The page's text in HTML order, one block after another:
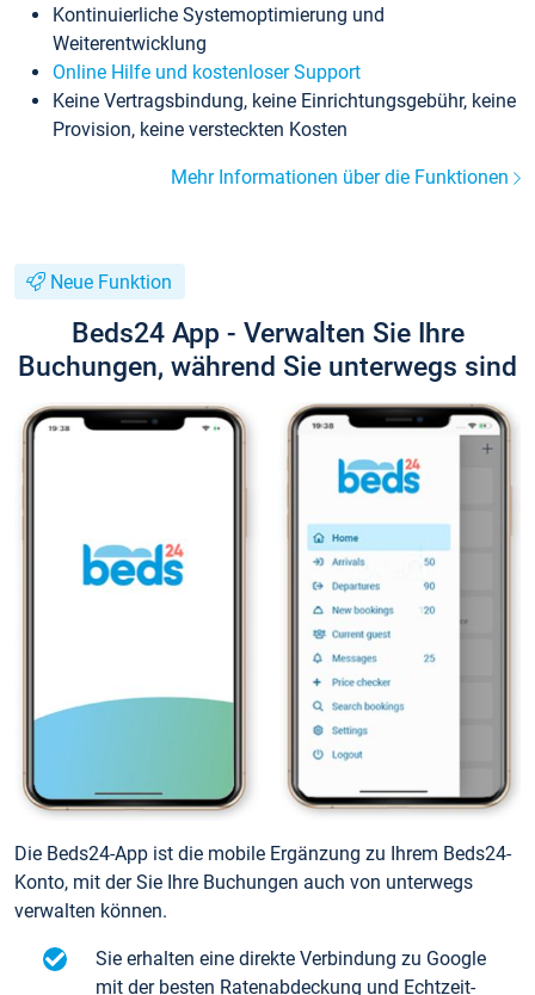
Kontinuierliche Systemoptimierung und
Weiterentwicklung
Online Hilfe und kostenloser Support
Keine Vertragsbindung, keine Einrichtungsgebühr, keine
Provision, keine versteckten Kosten
Mehr Informationen über die Funktionen
Neue Funktion
Beds24 App - Verwalten Sie Ihre
Buchungen, während Sie unterwegs sind
Die Beds24-App ist die mobile Ergänzung zu Ihrem Beds24-
Konto, mit der Sie Ihre Buchungen auch von unterwegs
verwalten können.
Sie erhalten eine direkte Verbindung zu Google
mit der besten Ratenabdeckung und Echtzeit-